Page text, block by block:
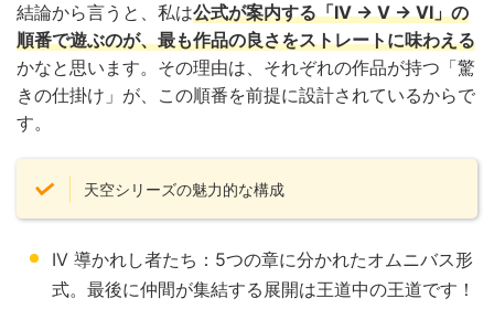
結論から言うと、私は公式が案内する「IV → V → VI」の
順番で遊ぶのが、最も作品の良さをストレートに味わえる
かなと思います。その理由は、それぞれの作品が持つ「驚
きの仕掛け」が、この順番を前提に設計されているからで
す。
天空シリーズの魅力的な構成
IV 導かれし者たち：5つの章に分かれたオムニバス形
式。最後に仲間が集結する展開は王道中の王道です！